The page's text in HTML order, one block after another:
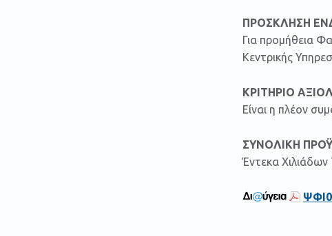
ΠΡΟΣΚΛΗΣΗ
Για προμήθεια
Κεντρικής
ΚΡΙΤΗΡΙΟ
Είναι η πλέον
ΣΥΝΟΛΙΚΗ
Έντεκα